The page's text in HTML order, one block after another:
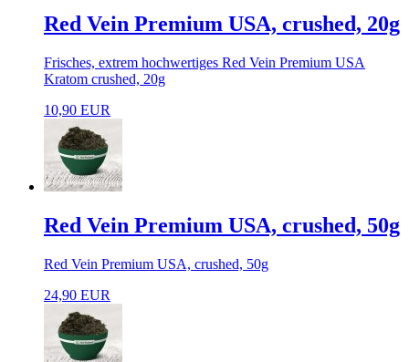
Red Vein Premium USA, crushed, 20g
Frisches, extrem hochwertiges Red Vein Premium USA
Kratom crushed, 20g
10,90 EUR
Red Vein Premium USA, crushed, 50g
Red Vein Premium USA, crushed, 50g
24,90 EUR